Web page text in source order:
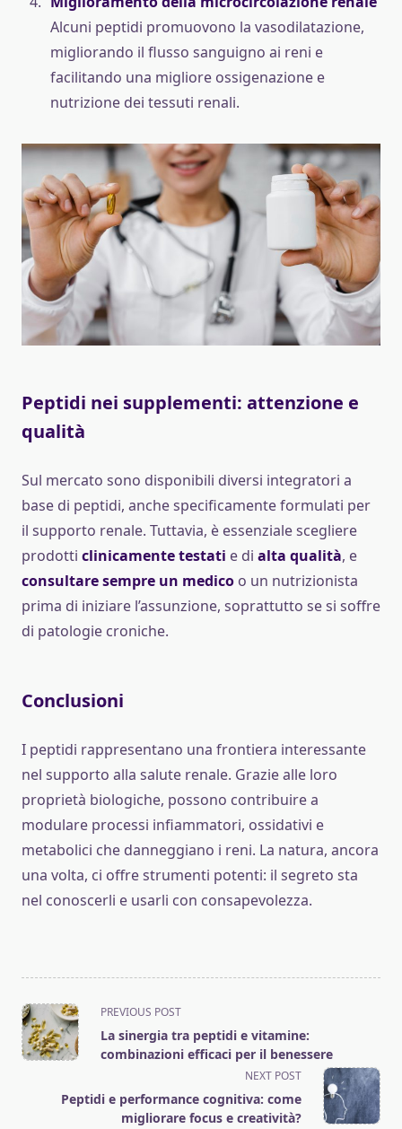
Alcuni peptidi promuovono la vasodilatazione,
migliorando il flusso sanguigno ai reni e
facilitando una migliore ossigenazione e
nutrizione dei tessuti renali.
Peptidi nei supplementi: attenzione e
qualità
Sul mercato sono disponibili diversi integratori a
base di peptidi, anche specificamente formulati per
il supporto renale. Tuttavia, è essenziale scegliere
prodotti clinicamente testati e di alta qualità, e
consultare sempre un medico o un nutrizionista
prima di iniziare l’assunzione, soprattutto se si soffre
di patologie croniche.
Conclusioni
I peptidi rappresentano una frontiera interessante
nel supporto alla salute renale. Grazie alle loro
proprietà biologiche, possono contribuire a
modulare processi infiammatori, ossidativi e
metabolici che danneggiano i reni. La natura, ancora
una volta, ci offre strumenti potenti: il segreto sta
nel conoscerli e usarli con consapevolezza.
<span
class="nav-
subtitle
reader-
text">Page</span>
PREVIOUS POST
La sinergia tra peptidi e vitamine:
combinazioni efficaci per il benessere
NEXT POST
Peptidi e performance cognitiva: come
migliorare focus e creatività?